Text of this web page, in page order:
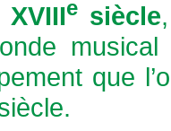
esiècle
que